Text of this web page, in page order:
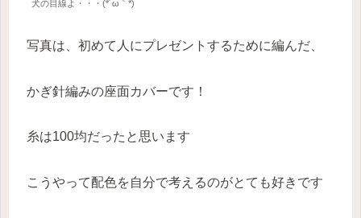
犬の目線よ・・・(*´ω｀*)
写真は、初めて人にプレゼントするために編んだ、
かぎ針編みの座面カバーです！
糸は100均だったと思います
こうやって配色を自分で考えるのがとても好きです